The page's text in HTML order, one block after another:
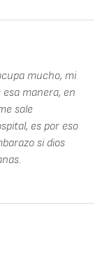
mucho, mi
manera, en
sale
es por eso
si dios